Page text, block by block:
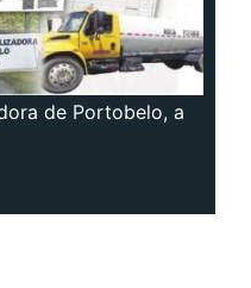
de Portobelo, a